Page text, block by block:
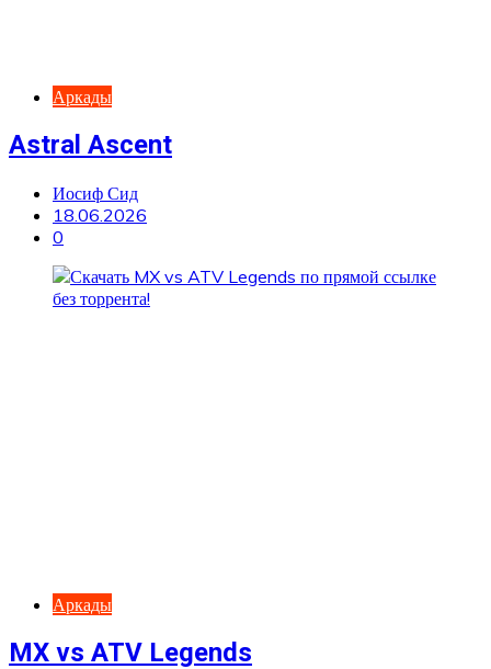
Аркады
Astral Ascent
Иосиф Сид
18.06.2026
0
Аркады
MX vs ATV Legends